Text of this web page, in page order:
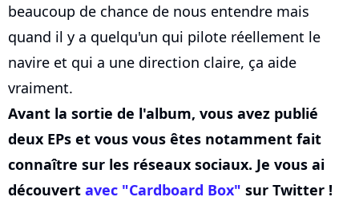
beaucoup de chance de nous entendre mais
quand il y a quelqu'un qui pilote réellement le
navire et qui a une direction claire, ça aide
vraiment.
Avant la sortie de l'album, vous avez publié
deux EPs et vous vous êtes notamment fait
connaître sur les réseaux sociaux. Je vous ai
découvert avec "Cardboard Box" sur Twitter !